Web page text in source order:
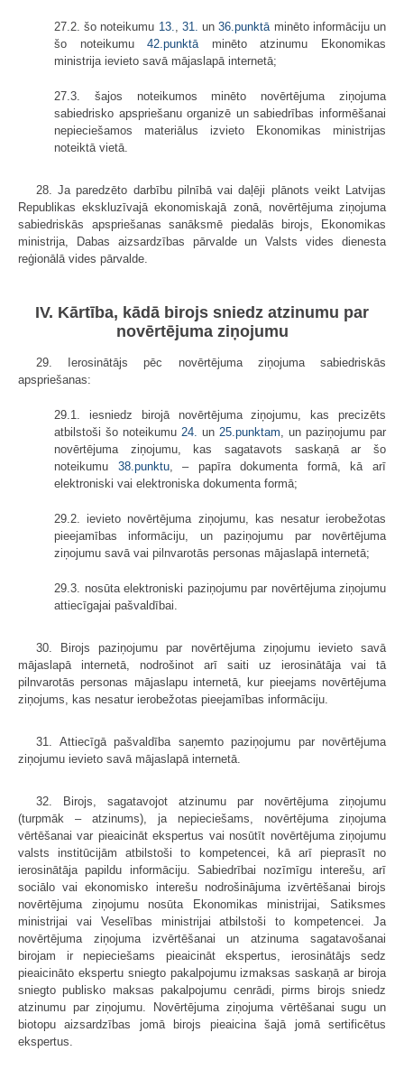
27.2. šo noteikumu 13. 31.un36.punktā minēto informāciju un
šo noteikumu42.punktā minēto atzinumu Ekonomikas
ministrija ievieto savā mājaslapā internetā;
27.3. šajos noteikumos minēto novērtējuma ziņojuma
sabiedrisko apspriešanu organizē un sabiedrības informēšanai
nepieciešamos materiālus izvieto Ekonomikas ministrijas
noteiktā vietā.
28. Ja paredzēto darbību pilnībā vai daļēji plānots veikt Latvijas
Republikas ekskluzīvajā ekonomiskajā zonā, novērtējuma ziņojuma
sabiedriskās apspriešanas sanāksmē piedalās birojs, Ekonomikas
ministrija, Dabas aizsardzības pārvalde un Valsts vides dienesta
reģionālā vides pārvalde.
IV. Kārtība, kādā birojs sniedz atzinumu par
novērtējuma ziņojumu
29. Ierosinātājs pēc novērtējuma ziņojuma sabiedriskās
apspriešanas:
29.1. iesniedz birojā novērtējuma ziņojumu, kas precizēts
atbilstoši šo noteikumu 24. un 25.punktam, un paziņojumu par
novērtējuma ziņojumu, kas sagatavots saskaņā ar šo
noteikumu 38.punktu, – papīra dokumenta formā, kā arī
elektroniski vai elektroniska dokumenta formā;
29.2. ievieto novērtējuma ziņojumu, kas nesatur ierobežotas
pieejamības informāciju, un paziņojumu par novērtējuma
ziņojumu savā vai pilnvarotās personas mājaslapā internetā;
29.3. nosūta elektroniski paziņojumu par novērtējuma ziņojumu
attiecīgajai pašvaldībai.
30. Birojs paziņojumu par novērtējuma ziņojumu ievieto savā
mājaslapā internetā, nodrošinot arī saiti uz ierosinātāja vai tā
pilnvarotās personas mājaslapu internetā, kur pieejams novērtējuma
ziņojums, kas nesatur ierobežotas pieejamības informāciju.
31. Attiecīgā pašvaldība saņemto paziņojumu par novērtējuma
ziņojumu ievieto savā mājaslapā internetā.
32. Birojs, sagatavojot atzinumu par novērtējuma ziņojumu
(turpmāk – atzinums), ja nepieciešams, novērtējuma ziņojuma
vērtēšanai var pieaicināt ekspertus vai nosūtīt novērtējuma ziņojumu
valsts institūcijām atbilstoši to kompetencei, kā arī pieprasīt no
ierosinātāja papildu informāciju. Sabiedrībai nozīmīgu interešu, arī
sociālo vai ekonomisko interešu nodrošinājuma izvērtēšanai birojs
novērtējuma ziņojumu nosūta Ekonomikas ministrijai, Satiksmes
ministrijai vai Veselības ministrijai atbilstoši to kompetencei. Ja
novērtējuma ziņojuma izvērtēšanai un atzinuma sagatavošanai
birojam ir nepieciešams pieaicināt ekspertus, ierosinātājs sedz
pieaicināto ekspertu sniegto pakalpojumu izmaksas saskaņā ar biroja
sniegto publisko maksas pakalpojumu cenrādi, pirms birojs sniedz
atzinumu par ziņojumu. Novērtējuma ziņojuma vērtēšanai sugu un
biotopu aizsardzības jomā birojs pieaicina šajā jomā sertificētus
ekspertus.